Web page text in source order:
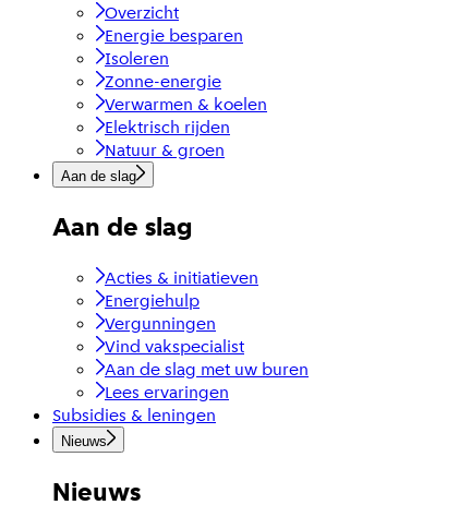
Overzicht
Energie besparen
Isoleren
Zonne-energie
Verwarmen & koelen
Elektrisch rijden
Natuur & groen
Aan de slag
Aan de slag
Acties & initiatieven
Energiehulp
Vergunningen
Vind vakspecialist
Aan de slag met uw buren
Lees ervaringen
Subsidies & leningen
Nieuws
Nieuws